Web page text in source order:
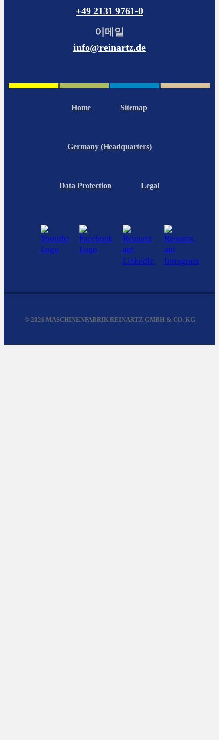
+49 2131 9761-0
이메일
info@reinartz.de
Home Sitemap
Germany (Headquarters)
Data Protection Legal
© 2026 MASCHINENFABRIK REINARTZ GMBH & CO. KG